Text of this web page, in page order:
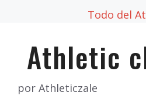
Todo del
Athletic
por Athleticzale